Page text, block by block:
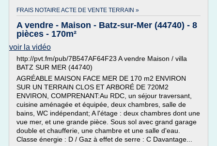
FRAIS NOTAIRE ACTE DE VENTE TERRAIN »
A vendre - Maison - Batz-sur-Mer (44740) - 8
pièces - 170m²
voir la vidéo
http://pvt.fm/pub/7B547AF64F23 A vendre Maison / villa
BATZ SUR MER (44740)
AGRÉABLE MAISON FACE MER DE 170 m2 ENVIRON
SUR UN TERRAIN CLOS ET ARBORÉ DE 720M2
ENVIRON, COMPRENANT:Au RDC, un séjour traversant,
cuisine aménagée et équipée, deux chambres, salle de
bains, WC indépendant; A l'étage : deux chambres dont une
vue mer, et une grande pièce. Sous sol avec grand garage
double et chaufferie, une chambre et une salle d'eau.
Classe énergie : D / Gaz à effet de serre : C Davantage...